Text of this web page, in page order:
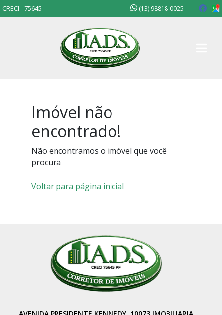
CRECI - 75645 (13) 98818-0025
Imóvel não
encontrado!
Não encontramos o imóvel que você
procura
Voltar para página inicial